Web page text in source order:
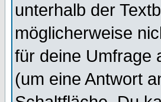
unterhalb der
möglicherweise
für deine Umfrage
(um eine Antwort